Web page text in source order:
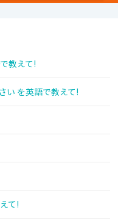
教えて!
い を英語で教えて!
て!